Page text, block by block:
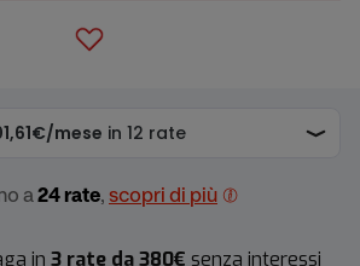
a 24 rate, scopri di più
in 3 rate da 380€ senza interessi